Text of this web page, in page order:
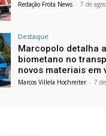
Redação Frota News - 7 de
Destaque
Marcopolo detalha
biometano no
novos materiais em
Marcos Villela Hochreiter - 7